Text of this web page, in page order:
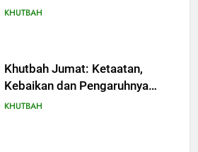
KHUTBAH
Khutbah Jumat: Ketaatan,
Kebaikan dan Pengaruhnya
dalam Jiwa Manusia
KHUTBAH